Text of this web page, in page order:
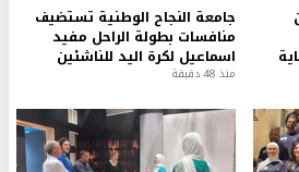
جامعة النجاح الوطنية تستضيف
منافسات بطولة الراحل مفيد
اسماعيل لكرة اليد للناشئين
منذ 48 دقيقة